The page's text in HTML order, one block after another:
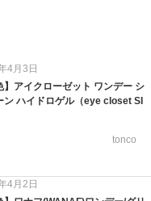
4月3日
】アイクローゼット ワンデー シ
ン ハイドロゲル（eye closet SI
tonco
4月2日